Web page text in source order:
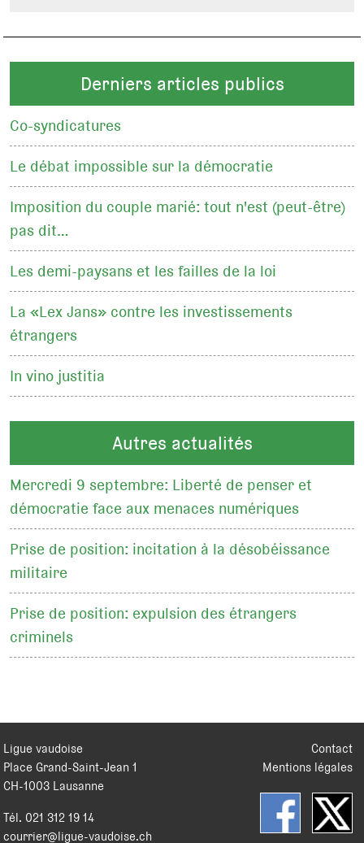
Derniers articles publics
Co-syndicatures
Le débat impossible sur la démocratie
Imposition du couple marié: tout n'est (peut-être)
pas dit…
Les demi-paysans et les failles de la loi
La «Lex Jans» contre les investissements
étrangers
In vino justitia
Autres actualités
Mercredi 9 septembre: Liberté de penser et
démocratie face aux menaces numériques
Prise de position: incitation à la désobéissance
militaire
Prise de position: expulsion des étrangers
criminels
Contact
Mentions légales
Ligue vaudoise
Place Grand-Saint-Jean 1
CH-1003 Lausanne
Tél. 021 312 19 14
courrier@ligue-vaudoise.ch